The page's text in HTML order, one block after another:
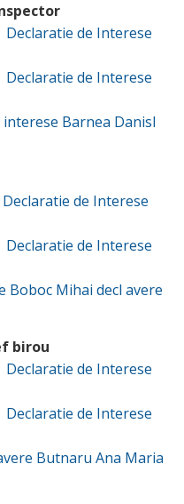
Declaratie de Interese
Declaratie de Interese
interese Barnea Danisl
Declaratie de Interese
Declaratie de Interese
Boboc Mihai decl avere
birou
Declaratie de Interese
Declaratie de Interese
Butnaru Ana Maria